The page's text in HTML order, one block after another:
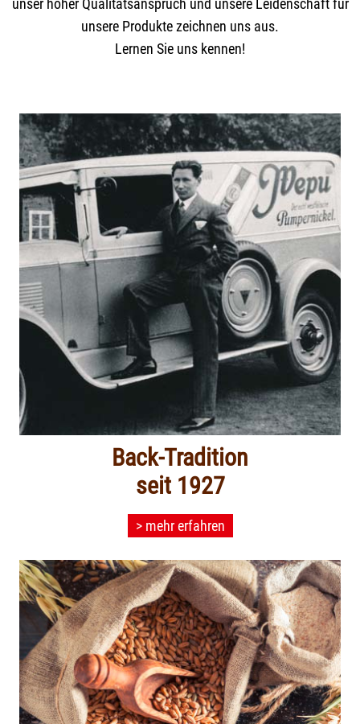
unser hoher Qualitätsanspruch und unsere Leidenschaft für
unsere Produkte zeichnen uns aus.
Lernen Sie uns kennen!
Back-Tradition
seit 1927
> mehr erfahren